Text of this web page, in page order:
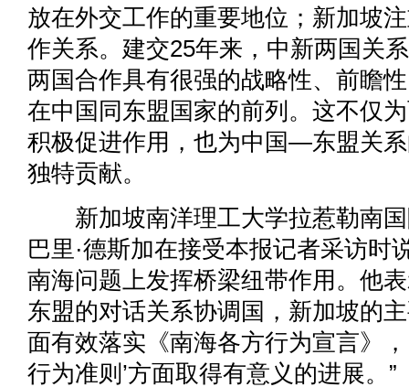
放在外交工作的重要地位；新加坡
作关系。建交25年来，中新两国关
两国合作具有很强的战略性、前瞻
在中国同东盟国家的前列。这不仅
积极促进作用，也为中国—东盟关
独特贡献。
新加坡南洋理工大学拉惹勒南国
巴里·德斯加在接受本报记者采访时
南海问题上发挥桥梁纽带作用。他
东盟的对话关系协调国，新加坡的
面有效落实《南海各方行为宣言》
行为准则’方面取得有意义的进展。”